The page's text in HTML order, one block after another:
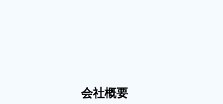
会社概要